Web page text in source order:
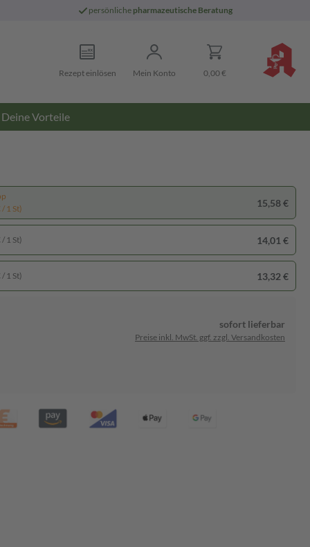
persönliche pharmazeutische Beratung
Rezept einlösen Mein Konto 0,00 €
Deine Vorteile
1 St)
15,58 €
1 St) 14,01 €
1 St) 13,32 €
sofort lieferbar
Preise inkl. MwSt. ggf. zzgl. Versandkosten